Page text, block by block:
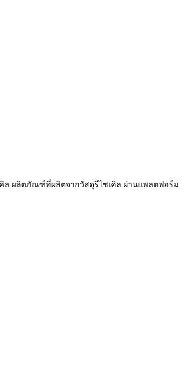
คิล ผลิตภัณฑ์ที่ผลิตจากวัสดุรีไซเคิล ผ่านแพลตฟอร์ม